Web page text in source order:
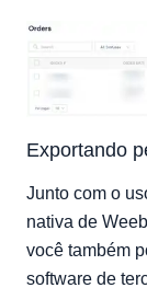
Exportando
Junto com o
nativa de
você também
software de